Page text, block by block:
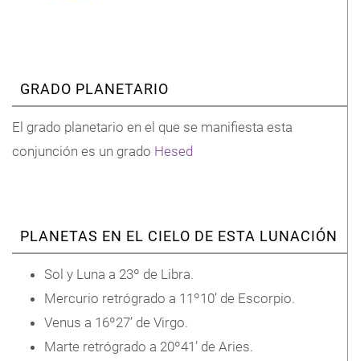
GRADO PLANETARIO
El grado planetario en el que se manifiesta esta
conjunción es un grado Hesed
PLANETAS EN EL CIELO DE ESTA LUNACIÓN
Sol y Luna a 23º de Libra.
Mercurio retrógrado a 11º10’ de Escorpio.
Venus a 16º27’ de Virgo.
Marte retrógrado a 20º41’ de Aries.